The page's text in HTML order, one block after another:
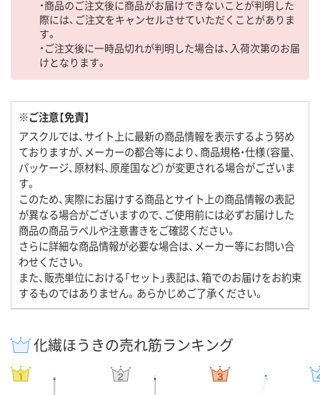
・商品のご注文後に商品がお届けできないことが判明した
際には、ご注文をキャンセルさせていただくことがありま
す。
・ご注文後に一時品切れが判明した場合は、入荷次第のお届
けとなります。
※ご注意【免責】
アスクルでは、サイト上に最新の商品情報を表示するよう努め
ておりますが、メーカーの都合等により、商品規格・仕様（容量、
パッケージ、原材料、原産国など）が変更される場合がございま
す。
このため、実際にお届けする商品とサイト上の商品情報の表記
が異なる場合がございますので、ご使用前には必ずお届けした
商品の商品ラベルや注意書きをご確認ください。
さらに詳細な商品情報が必要な場合は、メーカー等にお問い合
わせください。
また、販売単位における「セット」表記は、箱でのお届けをお約束
するものではありません。あらかじめご了承ください。
化繊ほうきの売れ筋ランキング